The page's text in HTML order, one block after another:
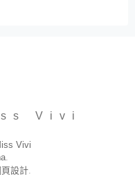
Vivi
Vivi
.
設計.